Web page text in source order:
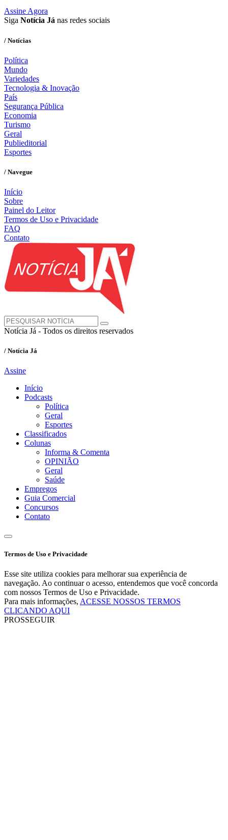
Assine Agora
Siga Notícia Já nas redes sociais
/ Notícias
Política
Mundo
Variedades
Tecnologia & Inovação
País
Segurança Pública
Economia
Turismo
Geral
Publieditorial
Esportes
/ Navegue
Início
Sobre
Painel do Leitor
Termos de Uso e Privacidade
FAQ
Contato
Notícia Já - Todos os direitos reservados
/ Notícia Já
Assine
Início
Podcasts
Política
Geral
Esportes
Classificados
Colunas
Informa & Comenta
OPINIÃO
Geral
Saúde
Empregos
Guia Comercial
Concursos
Contato
Termos de Uso e Privacidade
Esse site utiliza cookies para melhorar sua experiência de
navegação. Ao continuar o acesso, entendemos que você concorda
com nossos Termos de Uso e Privacidade.
Para mais informações, ACESSE NOSSOS TERMOS
CLICANDO AQUI
PROSSEGUIR